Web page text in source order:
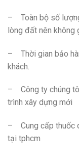
– Toàn bộ số
lòng đất nên không
– Thời gian bảo
khách.
– Công ty chúng
trình xây dựng mới
– Cung cấp thuốc
tại tphcm